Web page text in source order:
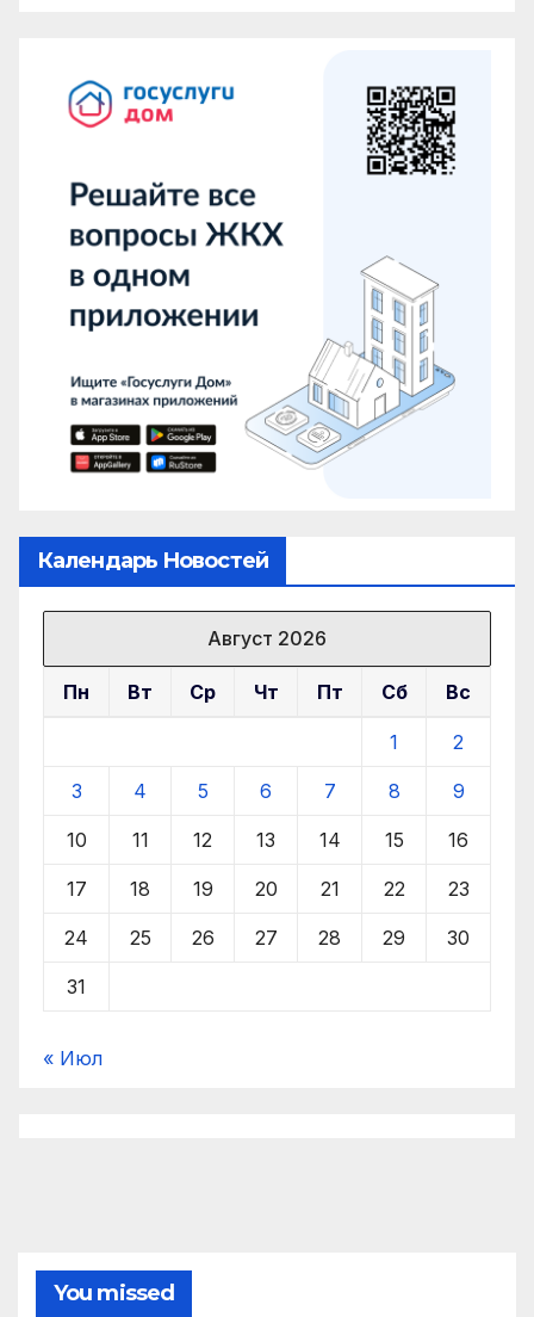
Календарь Новостей
Август 2026
Пн Вт Ср Чт Пт Сб Вс
1 2
3 4 5 6 7 8 9
10 11 12 13 14 15 16
17 18 19 20 21 22 23
24 25 26 27 28 29 30
31
« Июл
You missed